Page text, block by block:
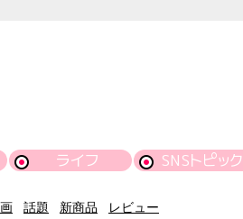
ライフ SNSトピック
話題 新商品
レビュー